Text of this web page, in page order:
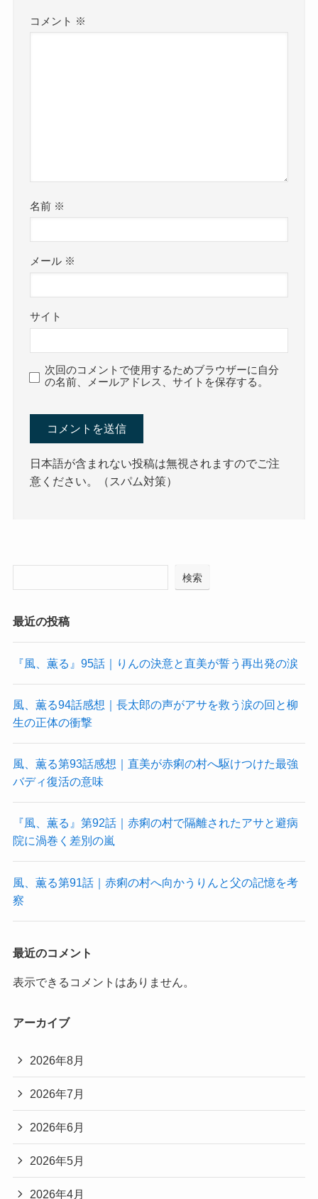
コメント ※
名前 ※
メール ※
サイト
次回のコメントで使用するためブラウザーに自分
の名前、メールアドレス、サイトを保存する。
日本語が含まれない投稿は無視されますのでご注
意ください。（スパム対策）
検索
最近の投稿
『風、薫る』95話｜りんの決意と直美が誓う再出発の涙
風、薫る94話感想｜長太郎の声がアサを救う涙の回と柳
生の正体の衝撃
風、薫る第93話感想｜直美が赤痢の村へ駆けつけた最強
バディ復活の意味
『風、薫る』第92話｜赤痢の村で隔離されたアサと避病
院に渦巻く差別の嵐
風、薫る第91話｜赤痢の村へ向かうりんと父の記憶を考
察
最近のコメント
表示できるコメントはありません。
アーカイブ
2026年8月
2026年7月
2026年6月
2026年5月
2026年4月